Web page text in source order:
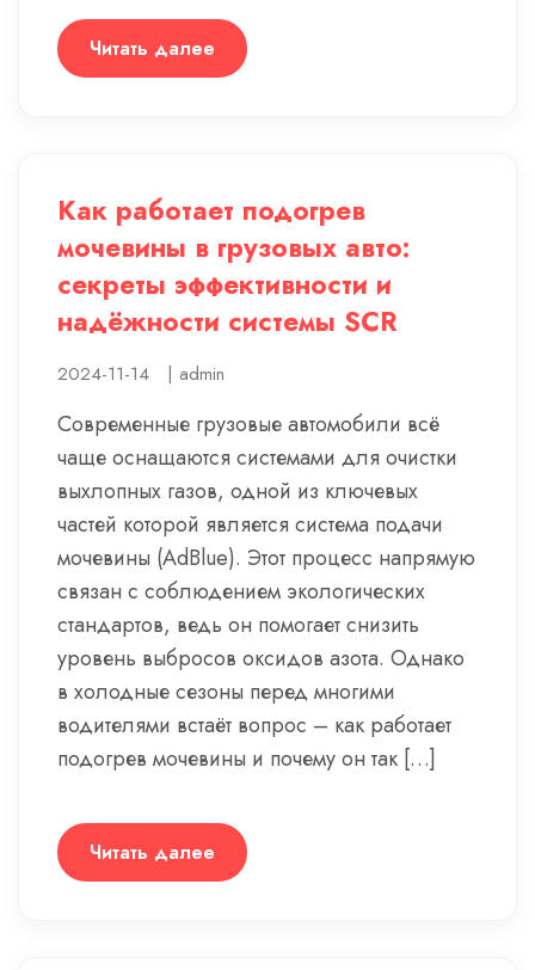
Читать далее
Как работает подогрев
мочевины в грузовых авто:
секреты эффективности и
надёжности системы SCR
2024-11-14 | admin
Современные грузовые автомобили всё
чаще оснащаются системами для очистки
выхлопных газов, одной из ключевых
частей которой является система подачи
мочевины (AdBlue). Этот процесс напрямую
связан с соблюдением экологических
стандартов, ведь он помогает снизить
уровень выбросов оксидов азота. Однако
в холодные сезоны перед многими
водителями встаёт вопрос – как работает
подогрев мочевины и почему он так […]
Читать далее